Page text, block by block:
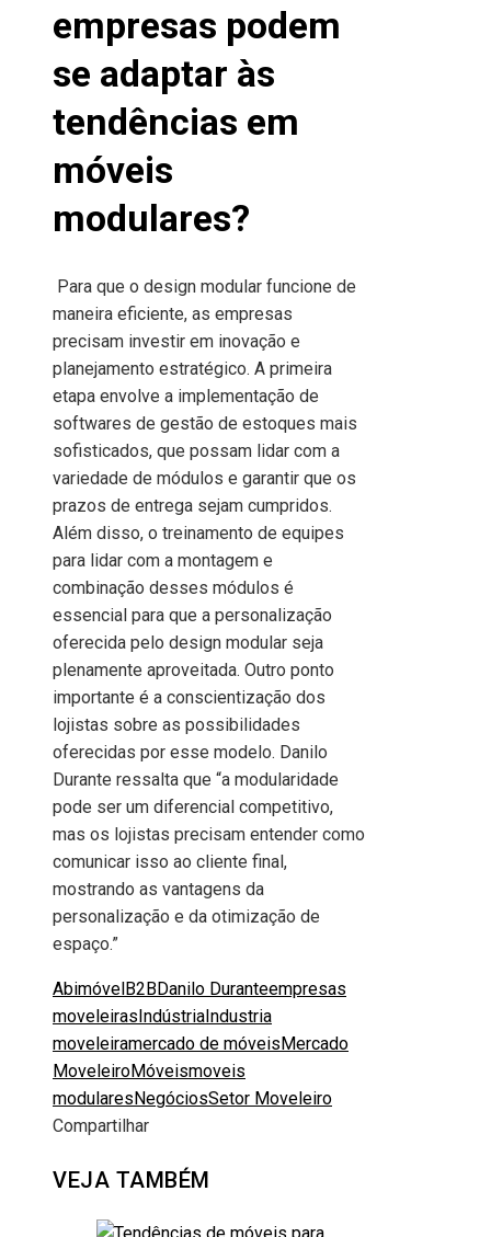
empresas podem
se adaptar às
tendências em
móveis
modulares?
Para que o design modular funcione de
maneira eficiente, as empresas
precisam investir em inovação e
planejamento estratégico. A primeira
etapa envolve a implementação de
softwares de gestão de estoques mais
sofisticados, que possam lidar com a
variedade de módulos e garantir que os
prazos de entrega sejam cumpridos.
Além disso, o treinamento de equipes
para lidar com a montagem e
combinação desses módulos é
essencial para que a personalização
oferecida pelo design modular seja
plenamente aproveitada. Outro ponto
importante é a conscientização dos
lojistas sobre as possibilidades
oferecidas por esse modelo. Danilo
Durante ressalta que “a modularidade
pode ser um diferencial competitivo,
mas os lojistas precisam entender como
comunicar isso ao cliente final,
mostrando as vantagens da
personalização e da otimização de
espaço.”
Abimóvel B2BDanilo Duranteempresas
moveleiras Indústria Industria
moveleiramercado de móveis Mercado
MoveleiroMóveismoveis
modulares NegóciosSetor Moveleiro
Compartilhar
VEJA TAMBÉM